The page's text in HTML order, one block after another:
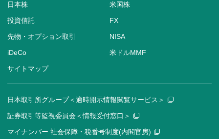
日本株 米国株
投資信託 FX
先物・オプション取引 NISA
iDeCo 米ドルMMF
サイトマップ
日本取引所グループ＜適時開示情報閲覧サービス＞
証券取引等監視委員会＜情報受付窓口＞
マイナンバー 社会保障・税番号制度(内閣官房)